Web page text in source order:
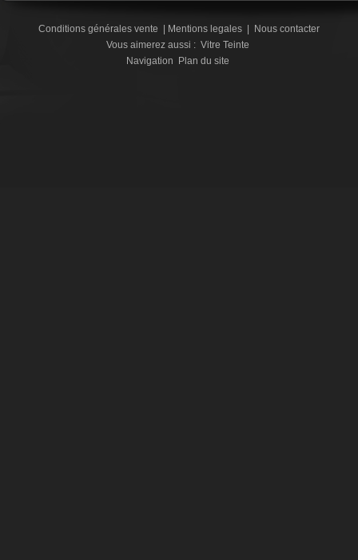
Conditions générales vente | Mentions legales | Nous contacter
Vous aimerez aussi : Vitre Teinte
Navigation Plan du site